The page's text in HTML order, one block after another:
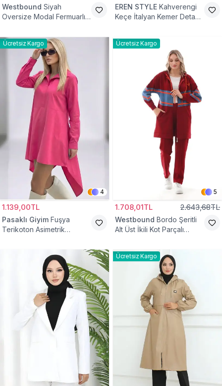
Westbound Siyah
Oversize Modal Fermuarlı
EREN STYLE Kahverengi
Keçe İtalyan Kemer Detaylı
Ücretsiz Kargo
4
1.139,00TL
Pasaklı Giyim Fuşya
Terikoton Asimetrik
Ücretsiz Kargo
5
1.708,01TL 2.643,68TL
Westbound Bordo Şeritli
Alt Üst İkili Kot Parçalı
Ücretsiz Kargo